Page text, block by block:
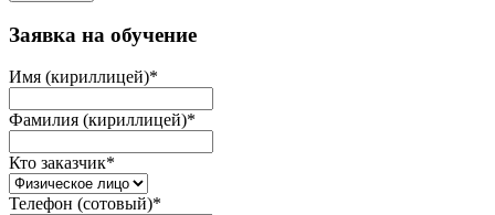
Заявка на обучение
Имя (кириллицей)*
Фамилия (кириллицей)*
Кто заказчик*
Телефон (сотовый)*